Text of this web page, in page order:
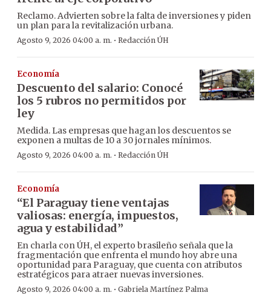
Reclamo. Advierten sobre la falta de inversiones y piden
un plan para la revitalización urbana.
Agosto 9, 2026 04:00 a. m. · Redacción ÚH
Economía
Descuento del salario: Conocé
los 5 rubros no permitidos por
ley
Medida. Las empresas que hagan los descuentos se
exponen a multas de 10 a 30 jornales mínimos.
Agosto 9, 2026 04:00 a. m. · Redacción ÚH
Economía
“El Paraguay tiene ventajas
valiosas: energía, impuestos,
agua y estabilidad”
En charla con ÚH, el experto brasileño señala que la
fragmentación que enfrenta el mundo hoy abre una
oportunidad para Paraguay, que cuenta con atributos
estratégicos para atraer nuevas inversiones.
Agosto 9, 2026 04:00 a. m. · Gabriela Martínez Palma